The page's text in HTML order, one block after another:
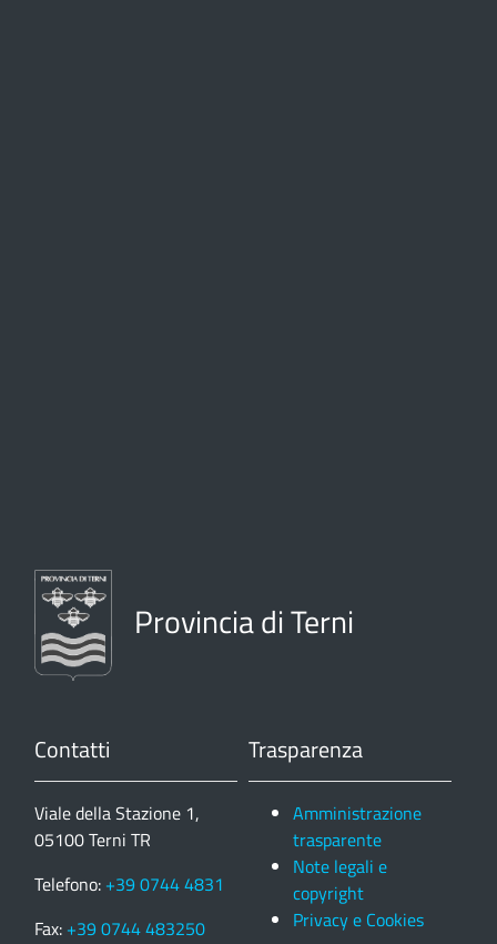
Provincia di Terni
Contatti
Viale della Stazione 1,
05100 Terni TR
Telefono: +39 0744 4831
Fax: +39 0744 483250
Trasparenza
Amministrazione
trasparente
Note legali e
copyright
Privacy e Cookies